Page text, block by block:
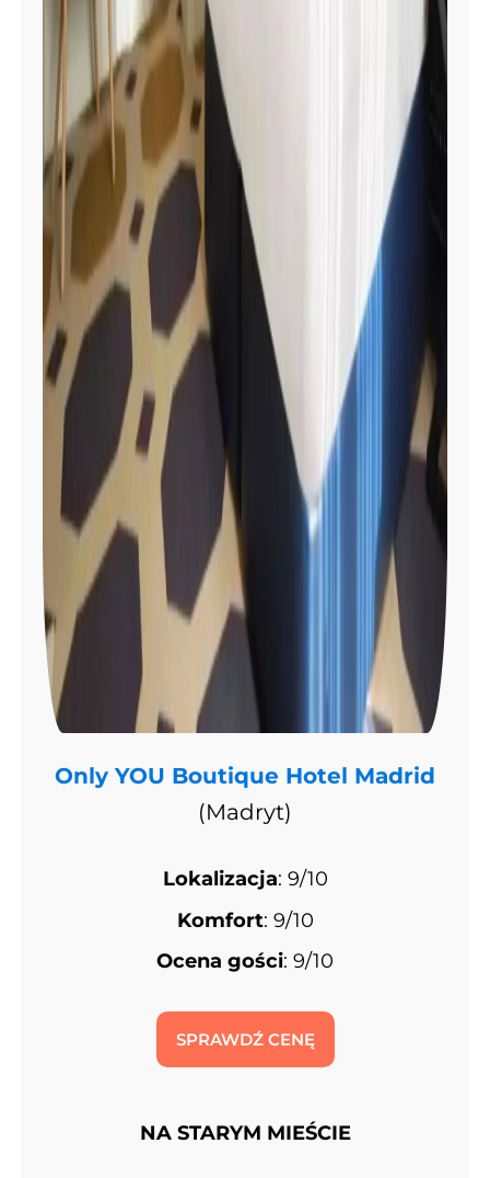
Only YOU Boutique Hotel Madrid
(Madryt)
Lokalizacja: 9/10
Komfort: 9/10
Ocena gości: 9/10
SPRAWDŹ CENĘ
NA STARYM MIEŚCIE